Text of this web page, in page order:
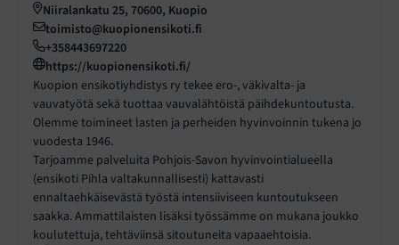
Niiralankatu 25, 70600, Kuopio
toimisto@kuopionensikoti.fi
+358443697220
https://kuopionensikoti.fi/
Kuopion ensikotiyhdistys ry tekee ero-, väkivalta- ja
vauvatyötä sekä tuottaa vauvalähtöistä päihdekuntoutusta.
Olemme toimineet lasten ja perheiden hyvinvoinnin tukena jo
vuodesta 1946.
Tarjoamme palveluita Pohjois-Savon hyvinvointialueella
(ensikoti Pihla valtakunnallisesti) kattavasti
ennaltaehkäisevästä työstä intensiiviseen kuntoutukseen
saakka. Ammattilaisten lisäksi työssämme on mukana joukko
koulutettuja, tehtäviinsä sitoutuneita vapaaehtoisia.